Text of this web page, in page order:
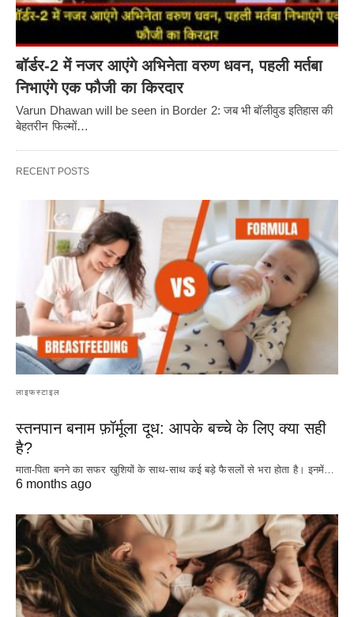
बॉर्डर-2 में नजर आएंगे अभिनेता वरुण धवन, पहली मर्तबा
निभाएंगे एक फौजी का किरदार
Varun Dhawan will be seen in Border 2: जब भी बॉलीवुड इतिहास की
बेहतरीन फिल्मों…
RECENT POSTS
लाइफस्टाइल
स्तनपान बनाम फ़ॉर्मूला दूध: आपके बच्चे के लिए क्या सही
है?
माता-पिता बनने का सफर खुशियों के साथ-साथ कई बड़े फैसलों से भरा होता है। इनमें…
6 months ago